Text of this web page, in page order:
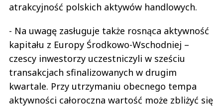
atrakcyjność polskich aktywów handlowych.
- Na uwagę zasługuje także rosnąca aktywność
kapitału z Europy Środkowo-Wschodniej –
czescy inwestorzy uczestniczyli w sześciu
transakcjach sfinalizowanych w drugim
kwartale. Przy utrzymaniu obecnego tempa
aktywności całoroczna wartość może zbliżyć się